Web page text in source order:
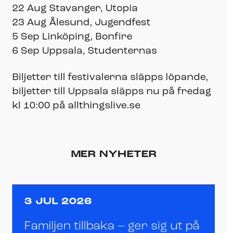
22 Aug Stavanger, Utopia
23 Aug Ålesund, Jugendfest
5 Sep Linköping, Bonfire
6 Sep Uppsala, Studenternas
Biljetter till festivalerna släpps löpande,
biljetter till Uppsala släpps nu på fredag
kl 10:00 på allthingslive.se
MER NYHETER
3 JUL 2026
Familjen tillbaka – ger sig ut på